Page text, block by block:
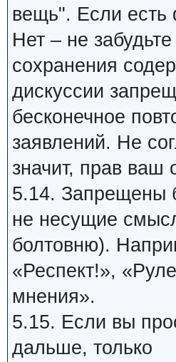
вещь". Если
Нет – не
сохранения
дискуссии
бесконечное
заявлений. Не
значит, прав ваш
5.14. Запрещены
не несущие
болтовню).
«Респект!»,
мнения».
5.15. Если вы
дальше, только